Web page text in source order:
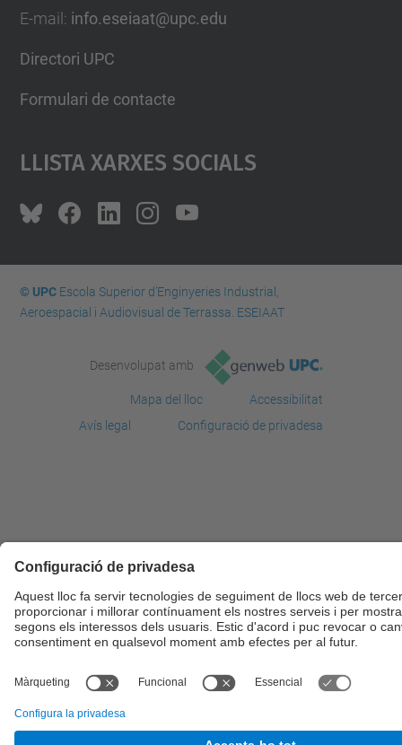
E-mail : info.eseiaat@upc.edu
Directori UPC
Formulari de contacte
Llista Xarxes Socials
© UPCEscola Superior d’Enginyeries Industrial,
Aeroespacial i Audiovisual de Terrassa. ESEIAAT
Desenvolupat amb
Mapa del lloc
Accessibilitat
Avís legal
Configuració de privadesa